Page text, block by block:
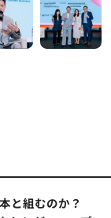
と組むのか？